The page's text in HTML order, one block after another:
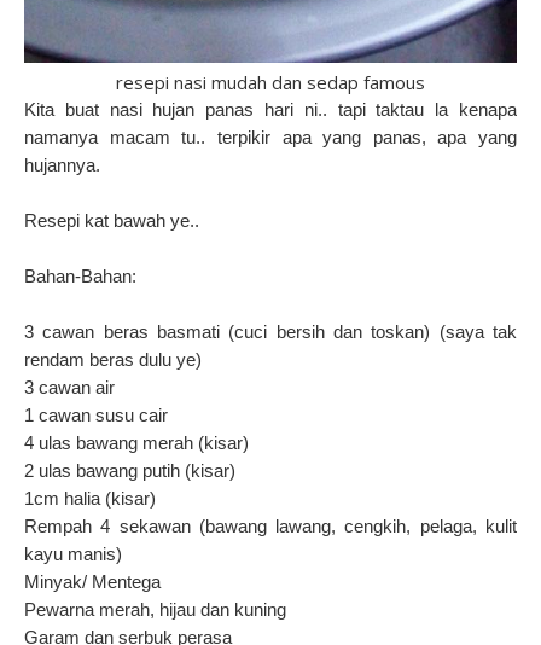
resepi nasi mudah dan sedap famous
Kita buat nasi hujan panas hari ni.. tapi taktau la kenapa
namanya macam tu.. terpikir apa yang panas, apa yang
hujannya.
Resepi kat bawah ye..
Bahan-Bahan:
3 cawan beras basmati (cuci bersih dan toskan) (saya tak
rendam beras dulu ye)
3 cawan air
1 cawan susu cair
4 ulas bawang merah (kisar)
2 ulas bawang putih (kisar)
1cm halia (kisar)
Rempah 4 sekawan (bawang lawang, cengkih, pelaga, kulit
kayu manis)
Minyak/ Mentega
Pewarna merah, hijau dan kuning
Garam dan serbuk perasa